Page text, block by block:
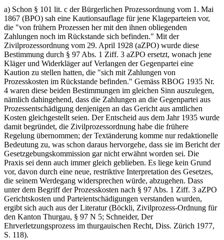
a) Schon § 101 lit. c der Bürgerlichen Prozessordnung vom 1. Mai
1867 (BPO) sah eine Kautionsauflage für jene Klageparteien vor,
die "von frühern Prozessen her mit den ihnen obliegenden
Zahlungen noch im Rückstande sich befinden." Mit der
Zivilprozessordnung vom 29. April 1928 (aZPO) wurde diese
Bestimmung durch § 97 Abs. 1 Ziff. 3 aZPO ersetzt, wonach jene
Kläger und Widerkläger auf Verlangen der Gegenpartei eine
Kaution zu stellen hatten, die "sich mit Zahlungen von
Prozesskosten im Rückstande befinden." Gemäss RBOG 1935 Nr.
4 waren diese beiden Bestimmungen im gleichen Sinn auszulegen,
nämlich dahingehend, dass die Zahlungen an die Gegenpartei aus
Prozessentschädigung denjenigen an das Gericht aus amtlichen
Kosten gleichgestellt seien. Der Entscheid aus dem Jahr 1935 wurde
damit begründet, die Zivilprozessordnung habe die frühere
Regelung übernommen; der Textänderung komme nur redaktionelle
Bedeutung zu, was schon daraus hervorgehe, dass sie im Bericht der
Gesetzgebungskommission gar nicht erwähnt worden sei. Die
Praxis sei denn auch immer gleich geblieben. Es liege kein Grund
vor, davon durch eine neue, restriktive Interpretation des Gesetzes,
die seinem Werdegang widersprechen würde, abzugehen. Dass
unter dem Begriff der Prozesskosten nach § 97 Abs. 1 Ziff. 3 aZPO
Gerichtskosten und Parteientschädigungen verstanden wurden,
ergibt sich auch aus der Literatur (Böckli, Zivilprozess-Ordnung für
den Kanton Thurgau, § 97 N 5; Schneider, Der
Ehrverletzungsprozess im thurgauischen Recht, Diss. Zürich 1977,
S. 118).